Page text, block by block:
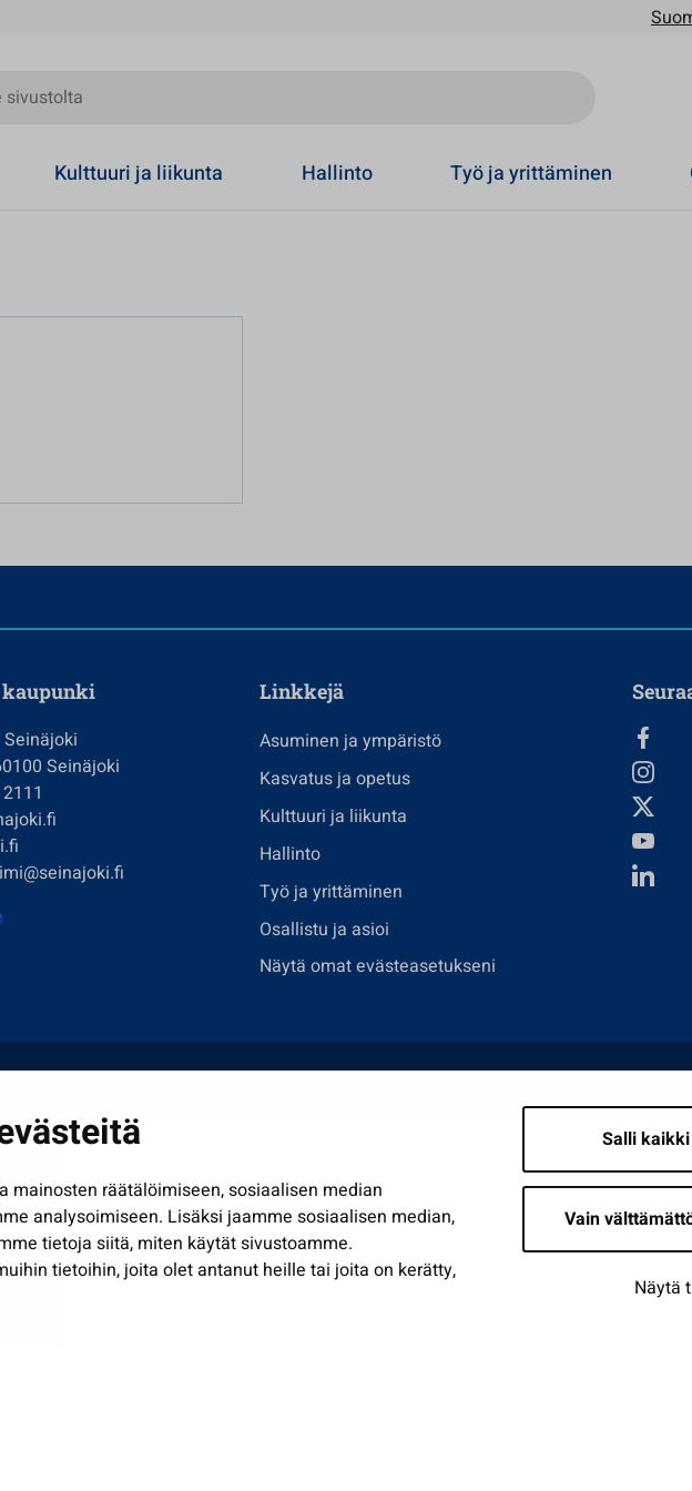
räätälöimiseen, sosiaalisen median
analysoimiseen. Lisäksi jaamme sosiaalisen median,
tietoja siitä, miten käytät sivustoamme.
tietoihin, joita olet antanut heille tai joita on kerätty,
Salli
Vain
Näytä
Kulttuuri ja liikunta Hallinto Työ ja yrittäminen
kaupunki
Seinäjoki
Linkkejä
Asuminen ja ympäristö
Kasvatus ja opetus
Kulttuuri ja liikunta
Hallinto
Työ ja yrittäminen
Osallistu ja asioi
Näytä omat evästeasetukseni